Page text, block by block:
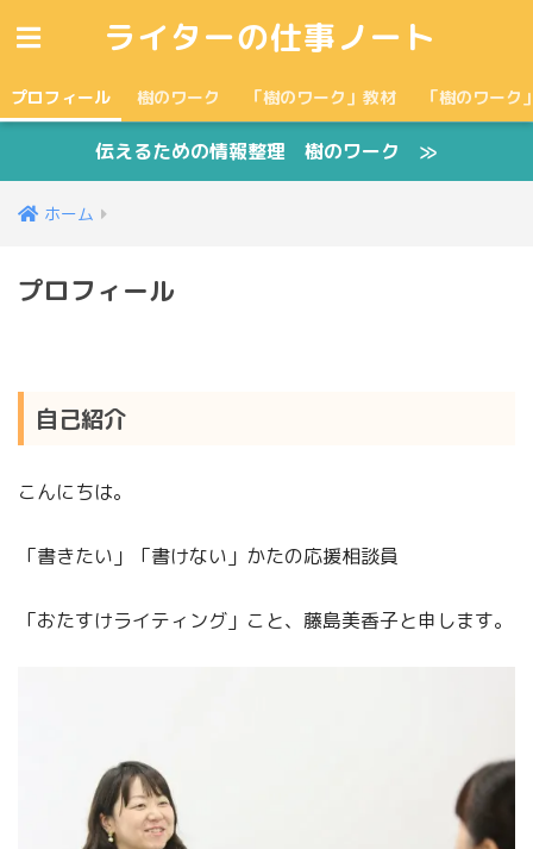
ライターの仕事ノート
プロフィール 樹のワーク 「樹のワーク」教材 「樹のワーク
伝えるための情報整理 樹のワーク ≫
ホーム
プロフィール
自己紹介
こんにちは。
「書きたい」「書けない」かたの応援相談員
「おたすけライティング」こと、藤島美香子と申します。